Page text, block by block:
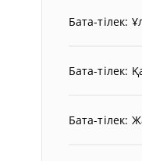
Бата-тілек:
Бата-тілек:
Бата-тілек: